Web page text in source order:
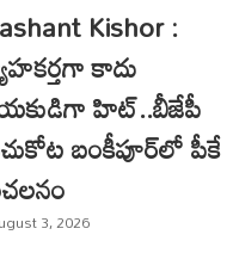
Kishor :
కాదు
హిట్..బీజేపీ
బంకీపూర్‌లో పీకే
3, 2026